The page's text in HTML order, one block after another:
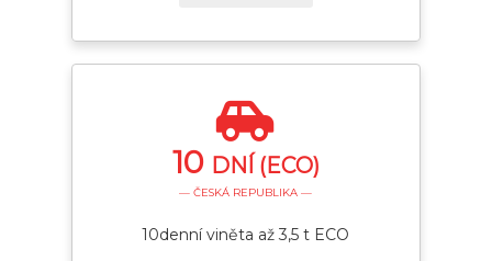
10 DNÍ (ECO)
— ČESKÁ REPUBLIKA —
10denní viněta až 3,5 t ECO